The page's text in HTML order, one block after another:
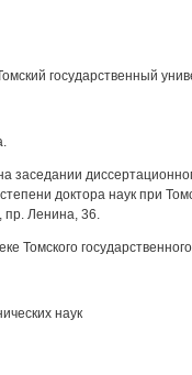
государственный
заседании
доктора наук при
пр. Ленина, 36.
Томского
наук